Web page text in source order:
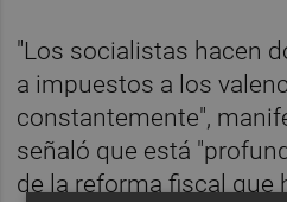
"Los socialistas hacen
a impuestos a los
constantemente",
señaló que está
de la reforma fiscal que